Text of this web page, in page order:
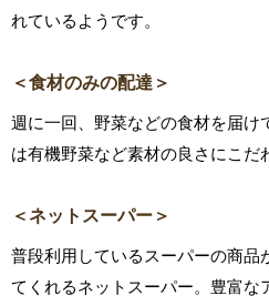
れているようです。
＜食材のみの配達＞
週に一回、野菜などの食材を届け
は有機野菜など素材の良さにこだ
＜ネットスーパー＞
普段利用しているスーパーの商品
てくれるネットスーパー。豊富な